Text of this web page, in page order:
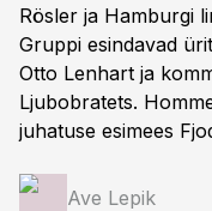
Rösler ja Hamburgi
Gruppi esindavad
Otto Lenhart ja
Ljubobratets.
juhatuse esimees
Ave Lepik